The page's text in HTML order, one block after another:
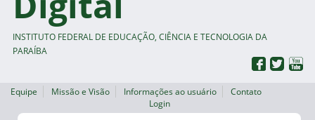
INSTITUTO FEDERAL DE EDUCAÇÃO, CIÊNCIA E TECNOLOGIA DA
PARAÍBA
Equipe Missão e Visão Informações ao usuário
Contato
Login